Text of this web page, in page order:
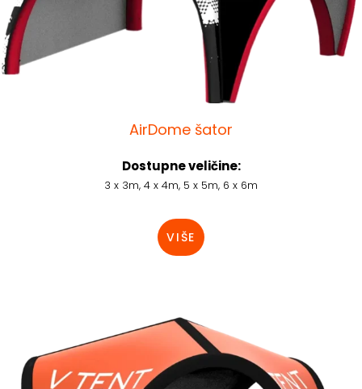
AirDome šator
Dostupne veličine:
3 x 3m, 4 x 4m, 5 x 5m, 6 x 6m
VIŠE